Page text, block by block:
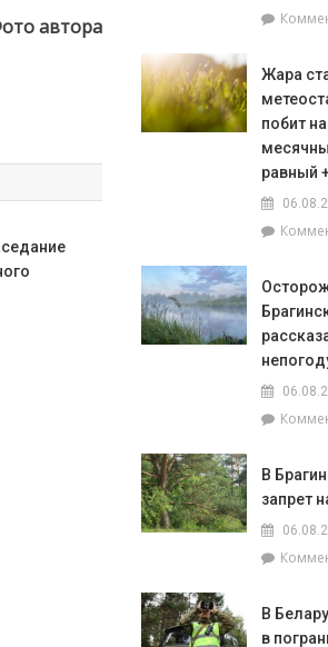
автора
Жара
побит
равный
В
запрет
В
в